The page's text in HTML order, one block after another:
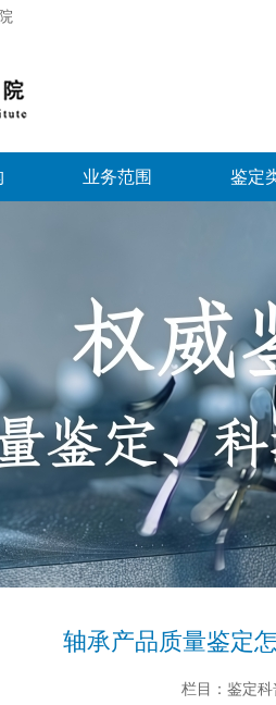
业务范围 鉴定
轴承产品质量鉴定
栏目：鉴定科